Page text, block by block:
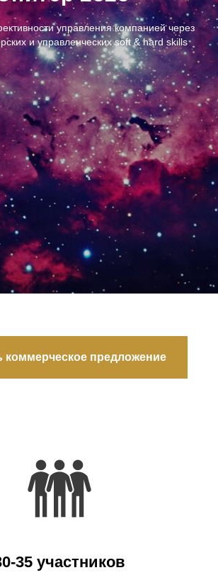
управления компанией через
и управленческих soft & hard skills
коммерческое предложение
35 участников